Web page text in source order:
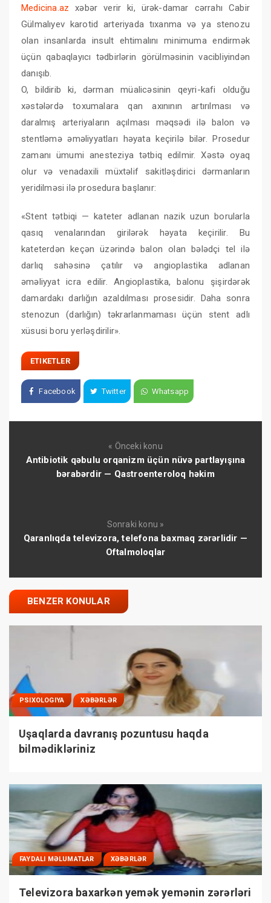
Medicina.azxəbər verir ki, ürək-damar cərrahı Cabir
Gülmalıyev karotid arteriyada tıxanma və ya stenozu
olan insanlarda insult ehtimalını minimuma endirmək
üçün qabaqlayıcı tədbirlərin görülməsinin vacibliyindən
danışıb.
O, bildirib ki, dərman müalicəsinin qeyri-kafi olduğu
xəstələrdə toxumalara qan axınının artırılması və
daralmış arteriyaların açılması məqsədi ilə balon və
stentləmə əməliyyatları həyata keçirilə bilər. Prosedur
zamanı ümumi anesteziya tətbiq edilmir. Xəstə oyaq
olur və venadaxili müxtəlif sakitləşdirici dərmanların
yeridilməsi ilə prosedura başlanır:
«Stent tətbiqi — kateter adlanan nazik uzun borularla
qasıq venalarından girilərək həyata keçirilir. Bu
kateterdən keçən üzərində balon olan bələdçi tel ilə
darlıq sahəsinə çatılır və angioplastika adlanan
əməliyyat icra edilir. Angioplastika, balonu şişirdərək
damardakı darlığın azaldılması prosesidir. Daha sonra
stenozun (darlığın) təkrarlanmaması üçün stent adlı
xüsusi boru yerləşdirilir».
ETIKETLER
Facebook Twitter Whatsapp
« Önceki konu
Antibiotik qəbulu orqanizm üçün nüvə partlayışına
bərabərdir — Qastroenteroloq həkim
Sonraki konu »
Qaranlıqda televizora, telefona baxmaq zərərlidir —
Oftalmoloqlar
BENZER KONULAR
PSIXOLOGIYA XƏBƏRLƏR
Uşaqlarda davranış pozuntusu haqda
bilmədikləriniz
FAYDALI MƏLUMATLAR XƏBƏRLƏR
Televizora baxarkən yemək yemənin zərərləri